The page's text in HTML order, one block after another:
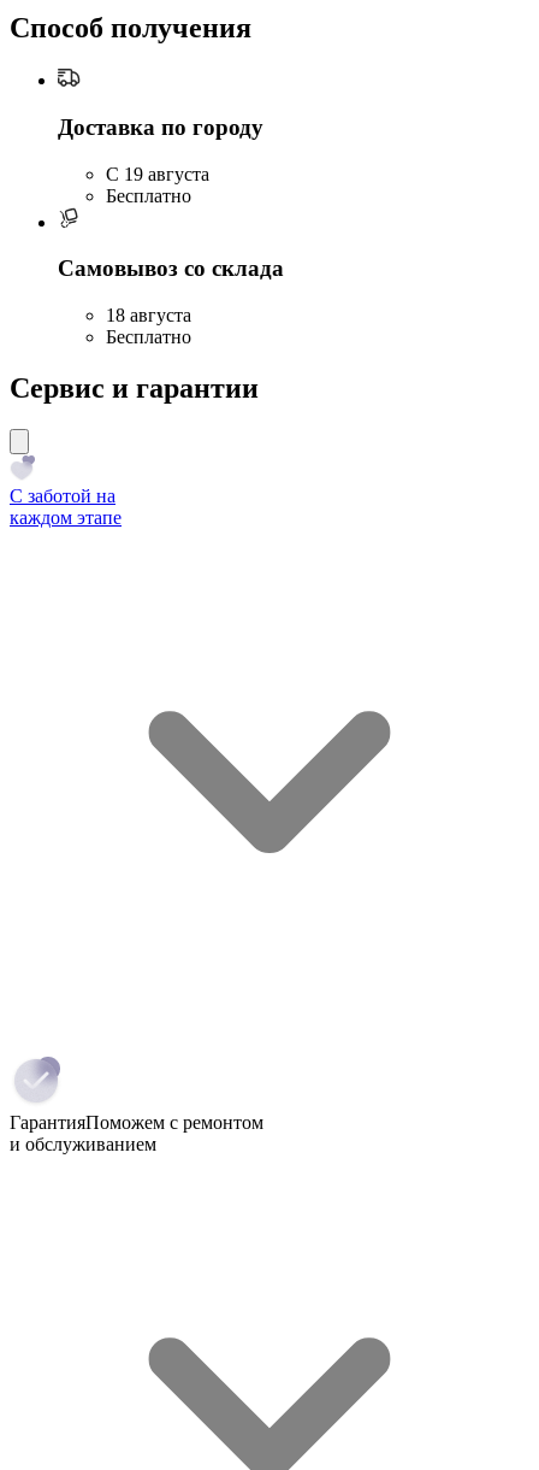
Способ получения
Доставка по городу
C 19 августа
Бесплатно
Самовывоз со склада
18 августа
Бесплатно
Сервис и гарантии
С заботой на
каждом этапе
ГарантияПоможем с ремонтом
и обслуживанием